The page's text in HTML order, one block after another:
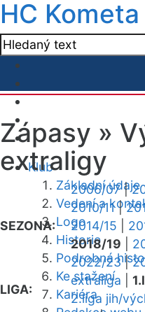
HC
Klub
Základní údaje
Vedení a
Logo
Historie
Podrobná
Ke stažení
Kariéra
Zápasy »
extraligy
SEZONA:
2006/07|
2010/11|
2014/15
2018/19
2022/23|
LIGA:
extraliga
2.liga jih/